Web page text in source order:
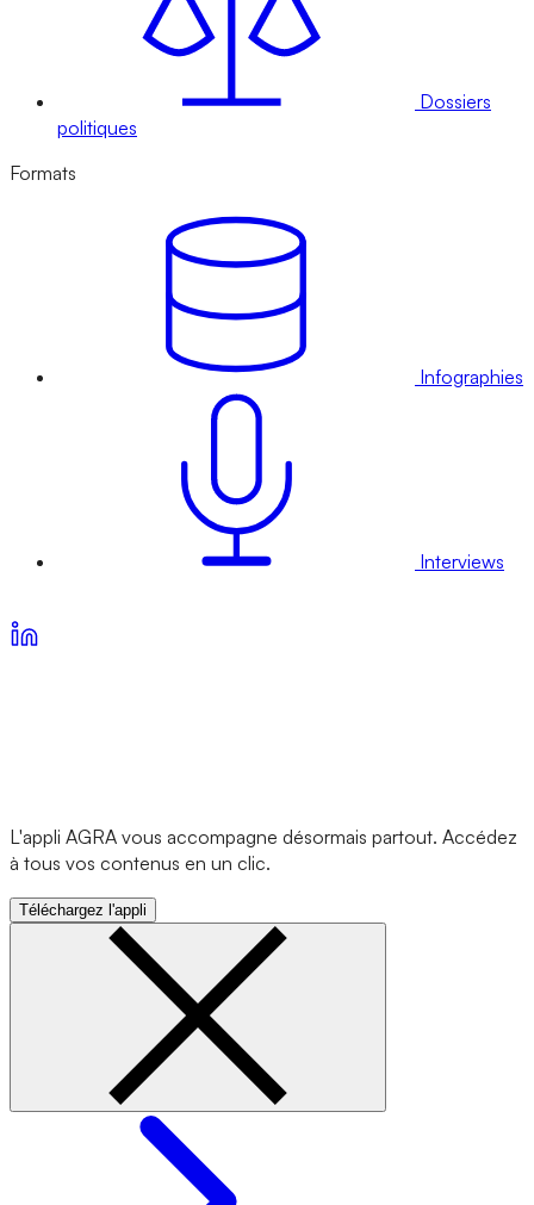
Dossiers
politiques
Formats
Infographies
Interviews
L'appli AGRA vous accompagne désormais partout. Accédez
à tous vos contenus en un clic.
Téléchargez l'appli